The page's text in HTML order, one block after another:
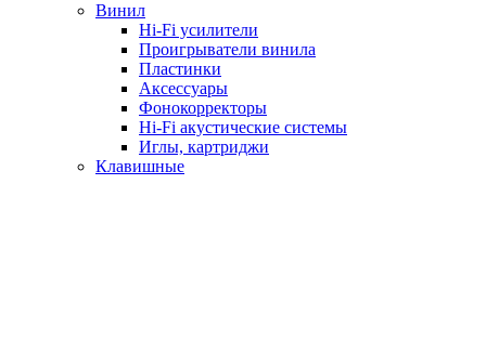
Винил
Hi-Fi усилители
Проигрыватели винила
Пластинки
Аксессуары
Фонокорректоры
Hi-Fi акустические системы
Иглы, картриджи
Клавишные